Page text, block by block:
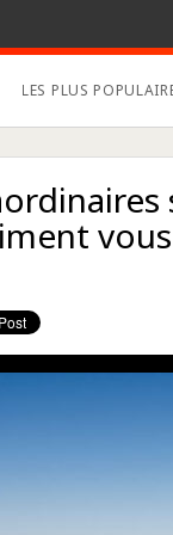
LES PLUS